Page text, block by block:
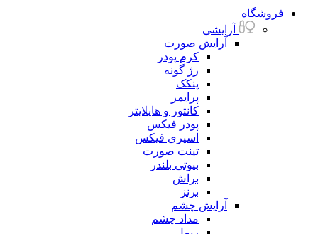
فروشگاه
آرایشی
آرایش صورت
کرم پودر
رژ گونه
پنکک
پرایمر
کانتور و هایلایتر
پودر فیکس
اسپری فیکس
تینت صورت
بیوتی بلندر
براش
برنز
آرایش چشم
مداد چشم